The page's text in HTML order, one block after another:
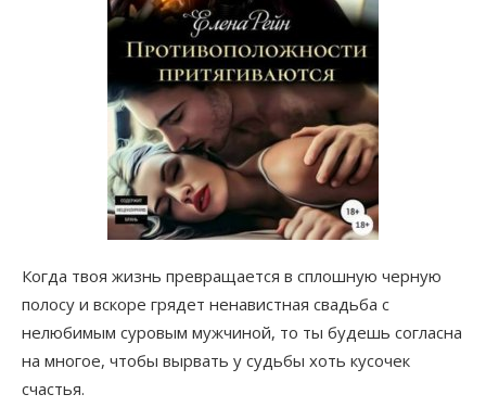
Когда твоя жизнь превращается в сплошную черную
полосу и вскоре грядет ненавистная свадьба с
нелюбимым суровым мужчиной, то ты будешь согласна
на многое, чтобы вырвать у судьбы хоть кусочек
счастья.